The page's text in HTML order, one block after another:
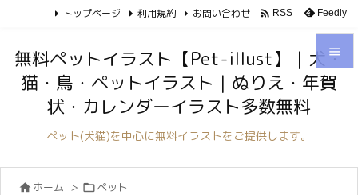



トップページ 利用規約 お問い合わせ  RSS Feedly
無料ペットイラスト【Pet-illust】｜犬・
猫・鳥・ペットイラスト｜ぬりえ・年賀
状・カレンダーイラスト多数無料
ペット(犬猫)を中心に無料イラストをご提供します。
 ホーム > ペット